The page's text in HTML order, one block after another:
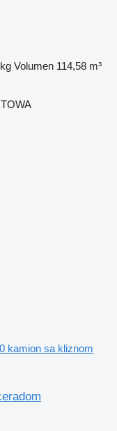
Volumen 114,58 m³
kamion sa kliznom